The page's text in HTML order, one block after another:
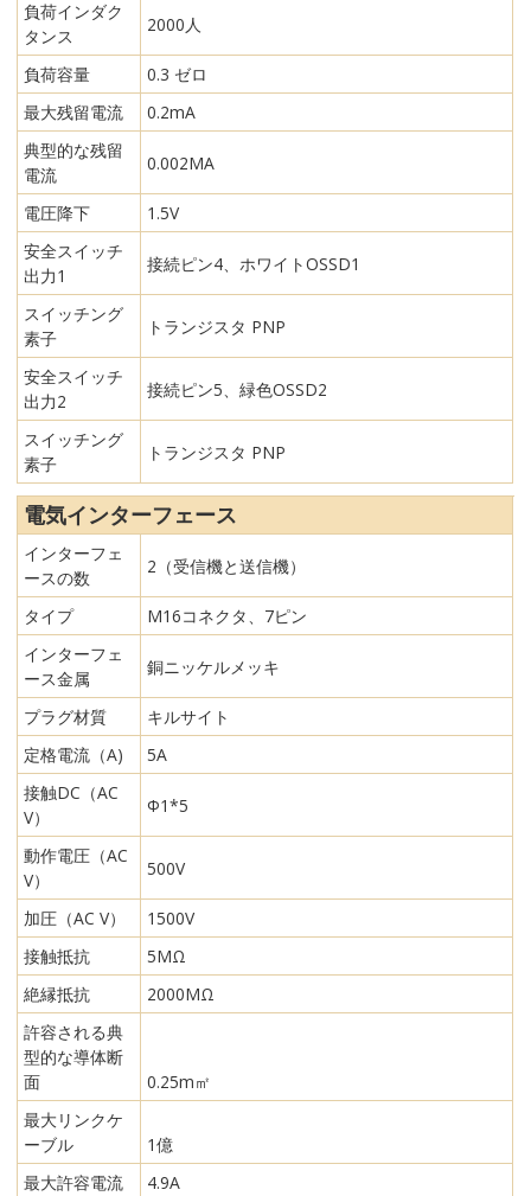
負荷インダク
タンス
2000人
負荷容量
0.3 ゼロ
最大残留電流
0.2mA
典型的な残留
電流
0.002MA
電圧降下
1.5V
安全スイッチ
出力1
接続ピン4、ホワイトOSSD1
スイッチング
素子
トランジスタ PNP
安全スイッチ
出力2
接続ピン5、緑色OSSD2
スイッチング
素子
トランジスタ PNP
電気インターフェース
インターフェ
ースの数
2（受信機と送信機）
タイプ
M16コネクタ、7ピン
インターフェ
ース金属
銅ニッケルメッキ
プラグ材質
キルサイト
定格電流（A)
5A
接触DC（AC
V）
Φ1*5
動作電圧（AC
V）
500V
加圧（AC V）
1500V
接触抵抗
5MΩ
絶縁抵抗
2000MΩ
許容される典
型的な導体断
面
0.25m㎡
最大リンクケ
ーブル
1億
最大許容電流
4.9A